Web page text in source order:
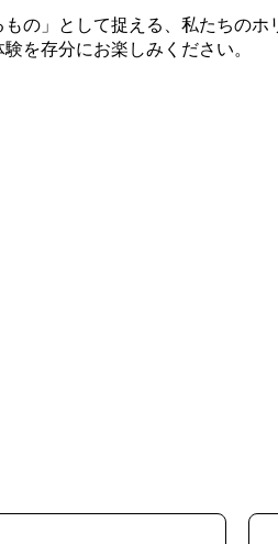
の」として捉える、私たちの
を存分にお楽しみください。